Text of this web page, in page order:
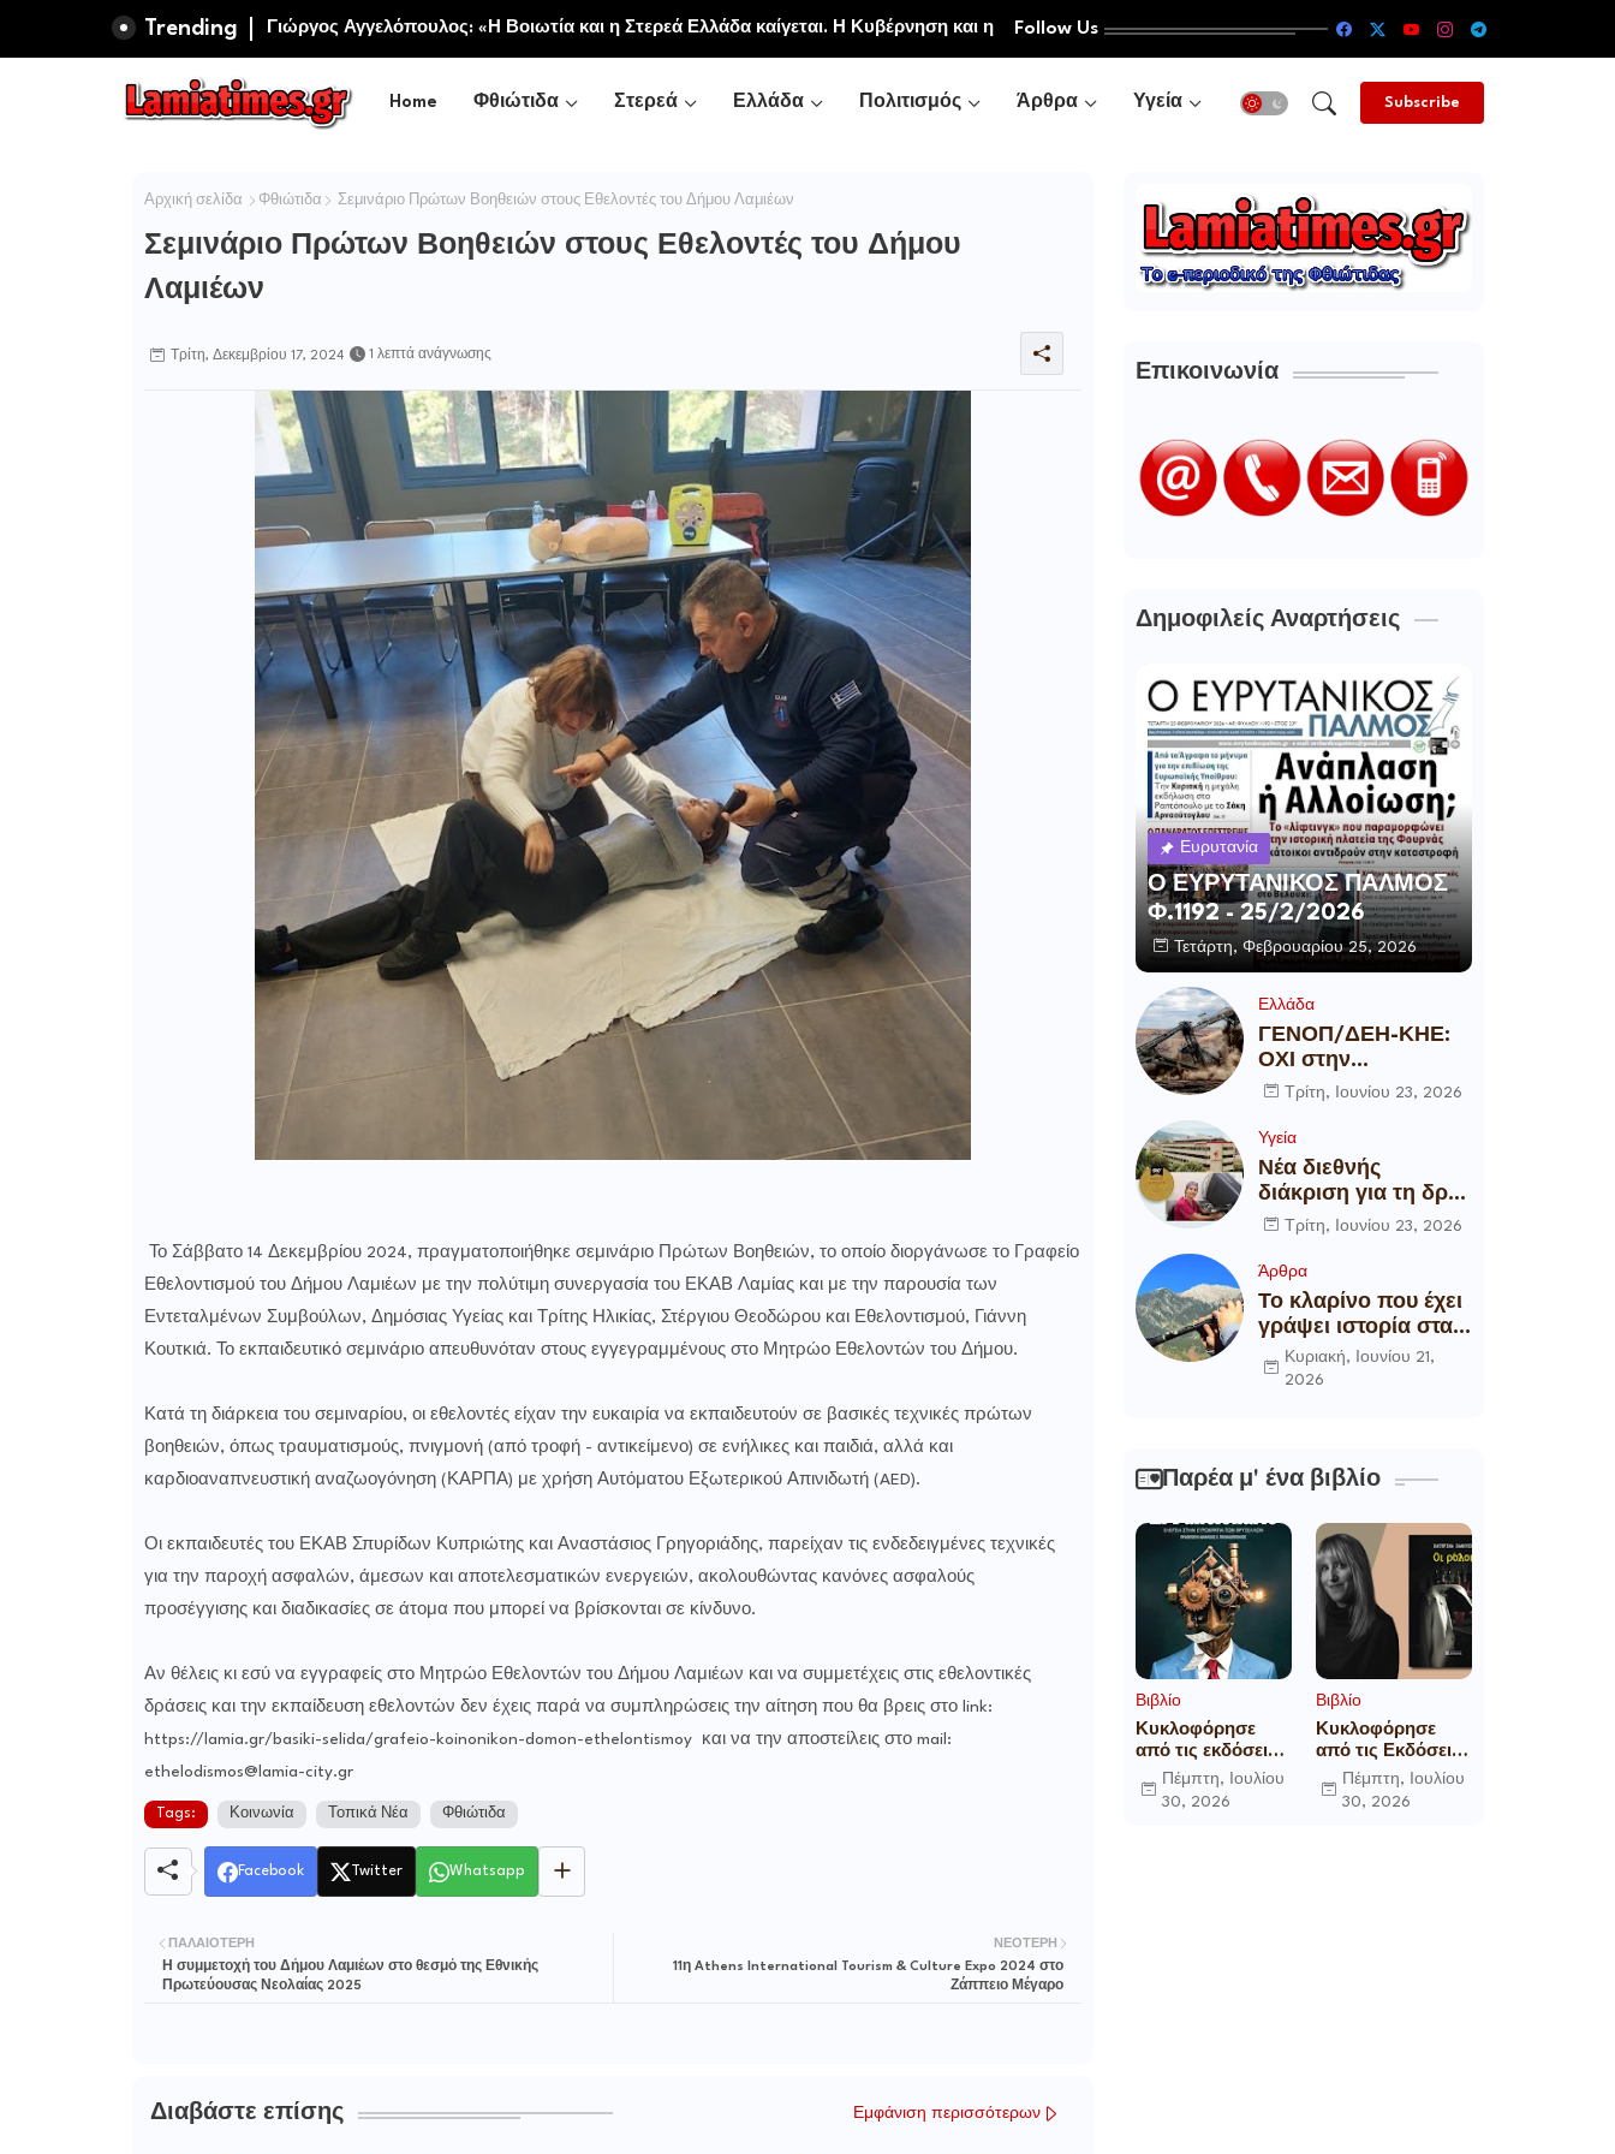
Trending Γιώργος Αγγελόπουλος: «Η Βοιωτία και η Στερεά Ελλάδα καίγεται. Η Κυβέρνηση και η
Πανηγυρίζει η Ιερά Σταυροπηγιακή και Κοινοβιακή Μονή Μεταμορφώσεως του Follow Us
Home Φθιώτιδα Στερεά Ελλάδα Πολιτισμός Άρθρα Υγεία Subscribe
Αρχική σελίδα Φθιώτιδα Σεμινάριο Πρώτων Βοηθειών στους Εθελοντές του Δήμου Λαμιέων
Σεμινάριο Πρώτων Βοηθειών στους Εθελοντές του Δήμου
Λαμιέων
Τρίτη, Δεκεμβρίου 17, 2024 1 λεπτά ανάγνωσης
Το Σάββατο 14 Δεκεμβρίου 2024, πραγματοποιήθηκε σεμινάριο Πρώτων Βοηθειών, το οποίο διοργάνωσε το Γραφείο
Εθελοντισμού του Δήμου Λαμιέων με την πολύτιμη συνεργασία του ΕΚΑΒ Λαμίας και με την παρουσία των
Εντεταλμένων Συμβούλων, Δημόσιας Υγείας και Τρίτης Ηλικίας, Στέργιου Θεοδώρου και Εθελοντισμού, Γιάννη
Κουτκιά. Το εκπαιδευτικό σεμινάριο απευθυνόταν στους εγγεγραμμένους στο Μητρώο Εθελοντών του Δήμου.
Κατά τη διάρκεια του σεμιναρίου, οι εθελοντές είχαν την ευκαιρία να εκπαιδευτούν σε βασικές τεχνικές πρώτων
βοηθειών, όπως τραυματισμούς, πνιγμονή (από τροφή - αντικείμενο) σε ενήλικες και παιδιά, αλλά και
καρδιοαναπνευστική αναζωογόνηση (ΚΑΡΠΑ) με χρήση Αυτόματου Εξωτερικού Απινιδωτή (AED).
Οι εκπαιδευτές του ΕΚΑΒ Σπυρίδων Κυπριώτης και Αναστάσιος Γρηγοριάδης, παρείχαν τις ενδεδειγμένες τεχνικές
για την παροχή ασφαλών, άμεσων και αποτελεσματικών ενεργειών, ακολουθώντας κανόνες ασφαλούς
προσέγγισης και διαδικασίες σε άτομα που μπορεί να βρίσκονται σε κίνδυνο.
Αν θέλεις κι εσύ να εγγραφείς στο Μητρώο Εθελοντών του Δήμου Λαμιέων και να συμμετέχεις στις εθελοντικές
δράσεις και την εκπαίδευση εθελοντών δεν έχεις παρά να συμπληρώσεις την αίτηση που θα βρεις στο link:
https://lamia.gr/basiki-selida/grafeio-koinonikon-domon-ethelontismoy και να την αποστείλεις στο mail:
ethelodismos@lamia-city.gr
Tags: Κοινωνία Τοπικά Νέα Φθιώτιδα
Facebook Twitter Whatsapp
ΝΕΌΤΕΡΗ
11η Athens International Tourism & Culture Expo 2024 στο
Ζάππειο Μέγαρο
ΠΑΛΑΙΌΤΕΡΗ
Η συμμετοχή του Δήμου Λαμιέων στο θεσμό της Εθνικής
Πρωτεύουσας Νεολαίας 2025
Διαβάστε επίσης Εμφάνιση περισσότερων
Επικοινωνία
Δημοφιλείς Αναρτήσεις
Ευρυτανία
Ο ΕΥΡΥΤΑΝΙΚΟΣ ΠΑΛΜΟΣ
Φ.1192 - 25/2/2026
Τετάρτη, Φεβρουαρίου 25, 2026
Ελλάδα
ΓΕΝΟΠ/ΔΕΗ-ΚΗΕ:
ΟΧΙ στην
αποξήλωση των
υποδομών της
χώρας
Τρίτη, Ιουνίου 23, 2026
Υγεία
Νέα διεθνής
διάκριση για τη δρ
Θάλεια
Διευθύντρια
Xειρουργό του
Metropolitan
General
Τρίτη, Ιουνίου 23, 2026
Άρθρα
Το κλαρίνο που έχει
γράψει ιστορία στα
χωριά της Ρούμελης
Κυριακή, Ιουνίου 21,
2026
Παρέα μ' ένα βιβλίο
Βιβλίο
Κυκλοφόρησε
από τις εκδόσεις
Gema το
μυθιστόρημα του
Πέμπτη, Ιουλίου
30, 2026
Βιβλίο
Κυκλοφόρησε
από τις Εκδόσεις
Επίμετρο το
αστυνομικό
Πέμπτη, Ιουλίου
30, 2026